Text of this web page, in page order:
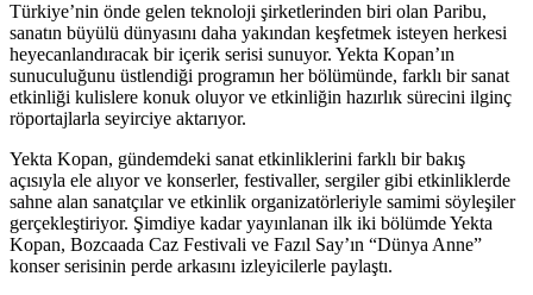
Türkiye’nin önde gelen teknoloji şirketlerinden biri olan Paribu,
sanatın büyülü dünyasını daha yakından keşfetmek isteyen herkesi
heyecanlandıracak bir içerik serisi sunuyor. Yekta Kopan’ın
sunuculuğunu üstlendiği programın her bölümünde, farklı bir sanat
etkinliği kulislere konuk oluyor ve etkinliğin hazırlık sürecini ilginç
röportajlarla seyirciye aktarıyor.
Yekta Kopan, gündemdeki sanat etkinliklerini farklı bir bakış
açısıyla ele alıyor ve konserler, festivaller, sergiler gibi etkinliklerde
sahne alan sanatçılar ve etkinlik organizatörleriyle samimi söyleşiler
gerçekleştiriyor. Şimdiye kadar yayınlanan ilk iki bölümde Yekta
Kopan, Bozcaada Caz Festivali ve Fazıl Say’ın “Dünya Anne”
konser serisinin perde arkasını izleyicilerle paylaştı.